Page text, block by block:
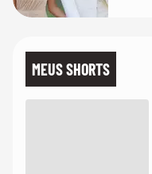
MEUS SHORTS